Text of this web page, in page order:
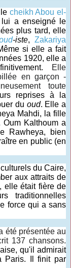
cheikh Abou el-
a enseigné le
plus tard, elle
-iste, Zakariya
si elle a fait
1920, elle a
Elle
en garçon -
toute
reprises à la
du oud. Elle a
Mahdi, la fille
Kalthoum a
Rawheya, bien
en public (en
du Caire,
aux attraits de
elle était fière de
traditionnelles
force qui a sans
été présentée au
137 chansons.
qu'il admirait
Paris. Il finit par